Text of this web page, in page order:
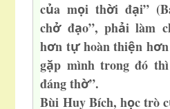
của mọi thời đại”
chởđạo”, phải làm
hơn tựhoàn thiện hơ
gặp mình trong đó
đáng thờ”.
Bùi Huy Bích, học trò c